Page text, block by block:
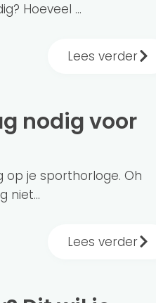
Hoeveel ...
Lees verder
op je sporthorloge. Oh
niet...
Lees verder